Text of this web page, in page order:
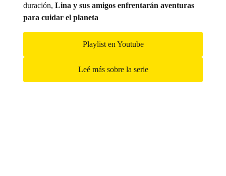
duración, Lina y sus amigos enfrentarán aventuras
para cuidar el planeta
Playlist en Youtube
Leé más sobre la serie